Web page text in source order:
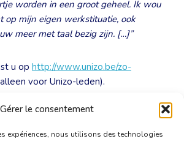
Gérer le consentement
expériences, nous utilisons des technologies
worden in een groot geheel. Ik wou
op mijn eigen werkstituatie, ook
meer met taal bezig zijn. […]”
u op http://www.unizo.be/zo-
voor Unizo-leden).
in ZO-Magazine